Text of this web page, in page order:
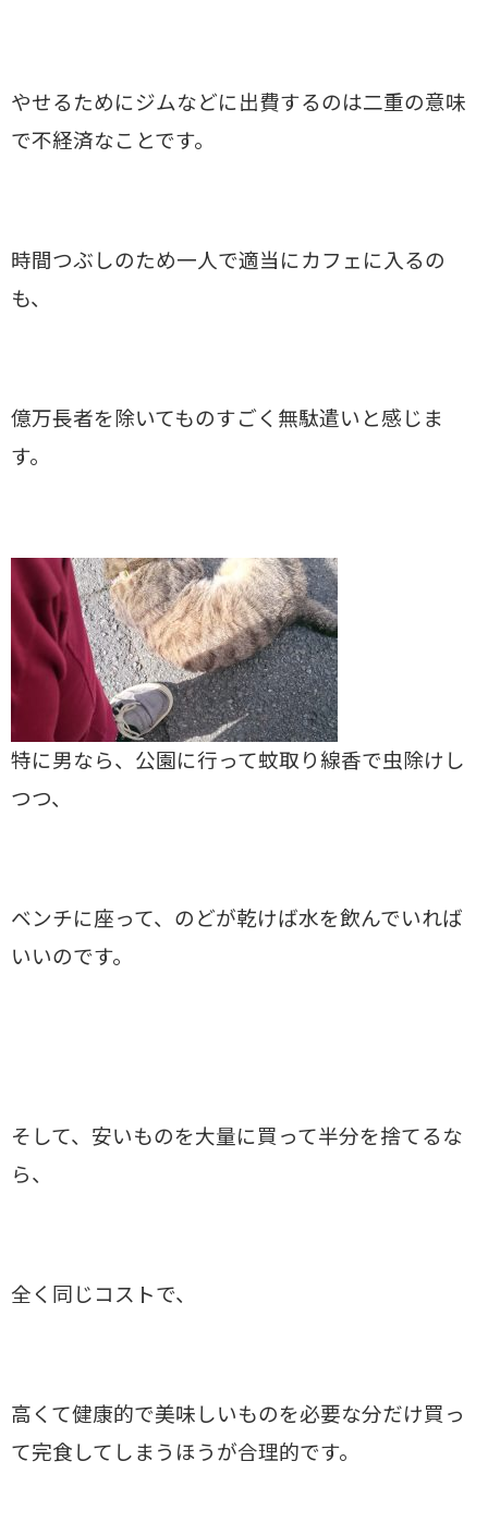
やせるためにジムなどに出費するのは二重の意味
で不経済なことです。
時間つぶしのため一人で適当にカフェに入るの
も、
億万長者を除いてものすごく無駄遣いと感じま
す。
特に男なら、公園に行って蚊取り線香で虫除けし
つつ、
ベンチに座って、のどが乾けば水を飲んでいれば
いいのです。
そして、安いものを大量に買って半分を捨てるな
ら、
全く同じコストで、
高くて健康的で美味しいものを必要な分だけ買っ
て完食してしまうほうが合理的です。